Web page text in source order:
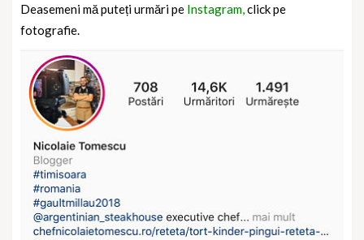
Deasemeni mă puteți urmări pe Instagram,click pe
fotografie.